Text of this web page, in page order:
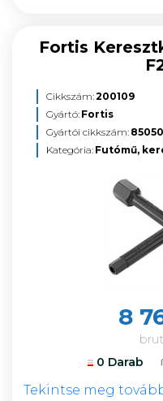
Fortis
Cikkszám:200109
Gyártó: Fortis
Gyártói cikkszám:
Kategória: Futómű,
8
0 Darab
Tekintse meg